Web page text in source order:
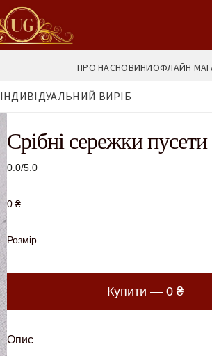
ПРО НАСНОВИНИОФЛАЙН
ІНДИВІДУАЛЬНИЙ ВИРІБ
Срібні сережки
0.0/5.0
0 ₴
Розмір
Купити — 0 ₴
Опис